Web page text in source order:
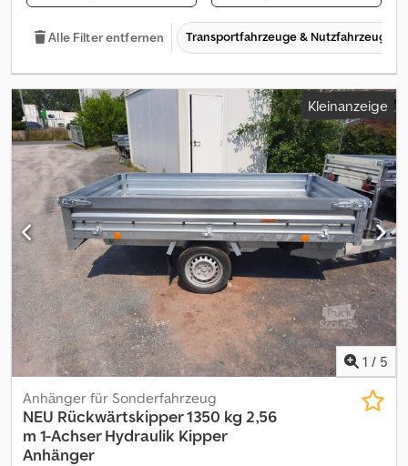
Alle Filter entfernen Transportfahrzeuge & Nutzfahrzeuge
Kleinanzeige
1 / 5
Anhänger für Sonderfahrzeug
NEU Rückwärtskipper 1350 kg 2,56
m 1-Achser Hydraulik Kipper
Anhänger